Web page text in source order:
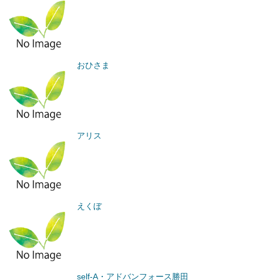
おひさま
アリス
えくぼ
self-A・アドバンフォース勝田